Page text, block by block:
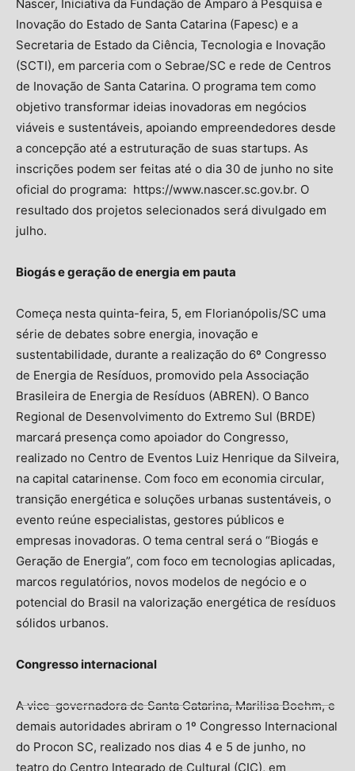
Nascer, Iniciativa da Fundação de Amparo à Pesquisa e
Inovação do Estado de Santa Catarina (Fapesc) e a
Secretaria de Estado da Ciência, Tecnologia e Inovação
(SCTI), em parceria com o Sebrae/SC e rede de Centros
de Inovação de Santa Catarina. O programa tem como
objetivo transformar ideias inovadoras em negócios
viáveis e sustentáveis, apoiando empreendedores desde
a concepção até a estruturação de suas startups. As
inscrições podem ser feitas até o dia 30 de junho no site
oficial do programa: https://www.nascer.sc.gov.br. O
resultado dos projetos selecionados será divulgado em
julho.
Biogás e geração de energia em pauta
Começa nesta quinta-feira, 5, em Florianópolis/SC uma
série de debates sobre energia, inovação e
sustentabilidade, durante a realização do 6º Congresso
de Energia de Resíduos, promovido pela Associação
Brasileira de Energia de Resíduos (ABREN). O Banco
Regional de Desenvolvimento do Extremo Sul (BRDE)
marcará presença como apoiador do Congresso,
realizado no Centro de Eventos Luiz Henrique da Silveira,
na capital catarinense. Com foco em economia circular,
transição energética e soluções urbanas sustentáveis, o
evento reúne especialistas, gestores públicos e
empresas inovadoras. O tema central será o “Biogás e
Geração de Energia”, com foco em tecnologias aplicadas,
marcos regulatórios, novos modelos de negócio e o
potencial do Brasil na valorização energética de resíduos
sólidos urbanos.
Congresso internacional
A vice-governadora de Santa Catarina, Marilisa Boehm, e
demais autoridades abriram o 1º Congresso Internacional
do Procon SC, realizado nos dias 4 e 5 de junho, no
teatro do Centro Integrado de Cultural (CIC), em